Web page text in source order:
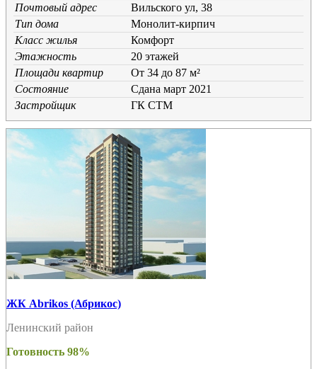
Почтовый адрес
Вильского ул, 38
Тип дома
Монолит-кирпич
Класс жилья
Комфорт
Этажность
20 этажей
Площади квартир
От 34 до 87 м²
Состояние
Cдана март 2021
Застройщик
ГК СТМ
ЖК Abrikos (Абрикос)
Ленинский район
Готовность 98%